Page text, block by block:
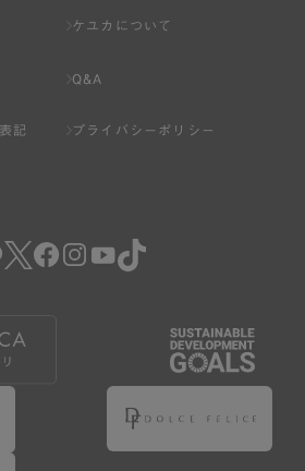
当する場合は、その登録を拒否し、
ことなく一旦なされた登録を取り消
または個別規定に違反した場合。
れた場合においても、当該会員は、
り既に発生した支払義務等の取引上
の義務の履行責任を免れないものと
ケユカについて
Q&A
記 プライバシーポリシー